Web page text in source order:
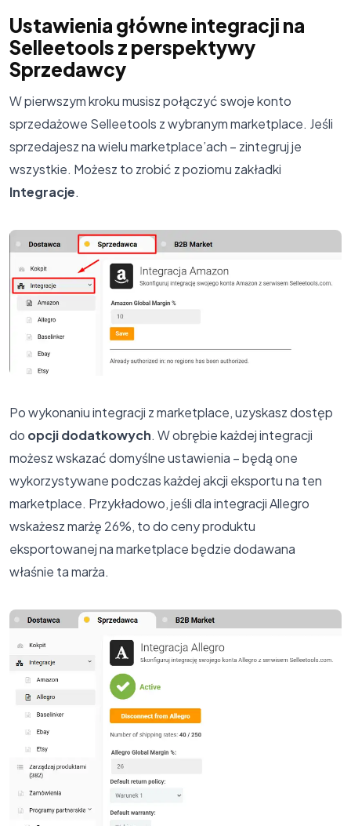
Ustawienia główne integracji na
Selleetools z perspektywy
Sprzedawcy
W pierwszym kroku musisz połączyć swoje konto
sprzedażowe Selleetools z wybranym marketplace. Jeśli
sprzedajesz na wielu marketplace’ach – zintegruj je
wszystkie. Możesz to zrobić z poziomu zakładki
Integracje.
Po wykonaniu integracji z marketplace, uzyskasz dostęp
do opcji dodatkowych. W obrębie każdej integracji
możesz wskazać domyślne ustawienia – będą one
wykorzystywane podczas każdej akcji eksportu na ten
marketplace. Przykładowo, jeśli dla integracji Allegro
wskażesz marżę 26%, to do ceny produktu
eksportowanej na marketplace będzie dodawana
właśnie ta marża.